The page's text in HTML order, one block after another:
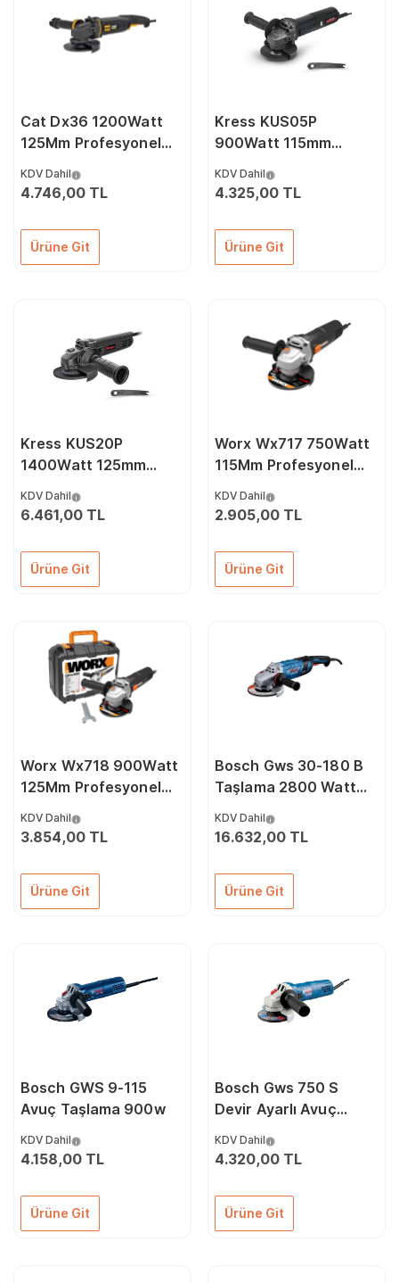
Cat Dx36 1200Watt
125Mm Profesyonel
KDV Dahil
4.746,00 TL
Ürüne Git
Kress KUS05P
900Watt 115mm
Taşlama
KDV Dahil
4.325,00 TL
Ürüne Git
Kress KUS20P
1400Watt 125mm
Taşlama
KDV Dahil
6.461,00 TL
Ürüne Git
Worx Wx717 750Watt
115Mm Profesyonel
KDV Dahil
2.905,00 TL
Ürüne Git
Worx Wx718 900Watt
125Mm Profesyonel
KDV Dahil
3.854,00 TL
Ürüne Git
Bosch Gws 30-180 B
Taşlama 2800 Watt
KDV Dahil
16.632,00 TL
Ürüne Git
Bosch GWS 9-115
Avuç Taşlama 900w
KDV Dahil
4.158,00 TL
Ürüne Git
Bosch Gws 750 S
Devir Ayarlı Avuç
KDV Dahil
4.320,00 TL
Ürüne Git